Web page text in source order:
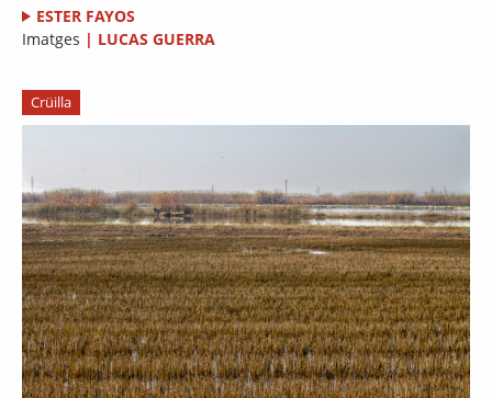
ESTER FAYOS
Imatges | LUCAS GUERRA
Crüilla